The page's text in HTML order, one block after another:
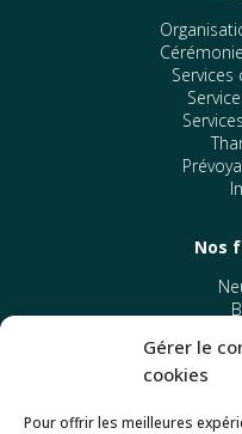
Gérer le
cookies
Pour offrir les meilleures
Nos